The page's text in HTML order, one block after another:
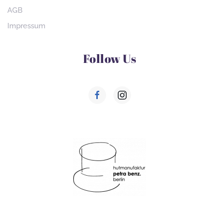
AGB
Impressum
Follow Us